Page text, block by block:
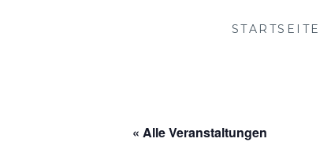
STARTSEITE
« Alle Veranstaltungen